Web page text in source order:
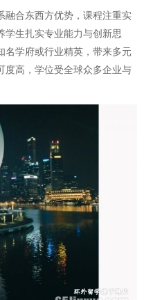
融合东西方优势，课程注重实
学生扎实专业能力与创新思
名学府或行业精英，带来多元
度高，学位受全球众多企业与